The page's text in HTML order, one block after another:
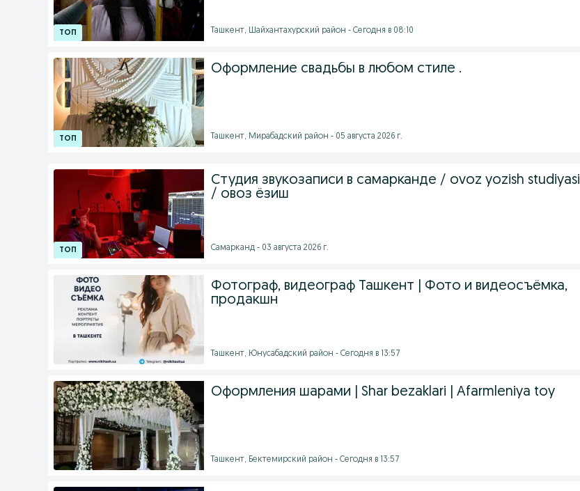
Ташкент, Шайхантахурский район - Сегодня в 08:10
Оформление свадьбы в любом стиле .
Ташкент, Мирабадский район - 05 августа 2026 г.
Студия звукозаписи в самарканде / ovoz yozish studiyasi
/ овоз ёзиш
Самарканд - 03 августа 2026 г.
Фотограф, видеограф Ташкент | Фото и видеосъёмка,
продакшн
Ташкент, Юнусабадский район - Сегодня в 13:57
Оформления шарами | Shar bezaklari | Afarmleniya toy
Ташкент, Бектемирский район - Сегодня в 13:57